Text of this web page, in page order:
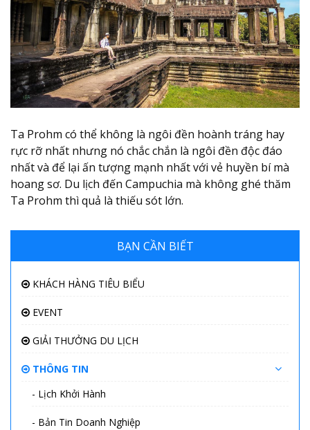
Ta Prohm có thể không là ngôi đền hoành tráng hay
rực rỡ nhất nhưng nó chắc chắn là ngôi đền độc đáo
nhất và để lại ấn tượng mạnh nhất với vẻ huyền bí mà
hoang sơ. Du lịch đến Campuchia mà không ghé thăm
Ta Prohm thì quả là thiếu sót lớn.
BẠN CẦN BIẾT
KHÁCH HÀNG TIÊU BIỂU
EVENT
GIẢI THƯỞNG DU LỊCH
THÔNG TIN
- Lịch Khởi Hành
- Bản Tin Doanh Nghiệp